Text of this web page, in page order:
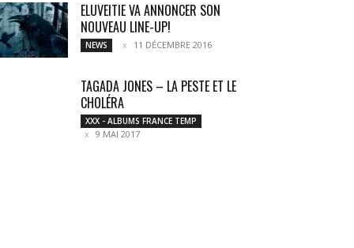
ELUVEITIE VA ANNONCER SON
NOUVEAU LINE-UP!
NEWS 11 DÉCEMBRE 2016
TAGADA JONES – LA PESTE ET LE
CHOLÉRA
XXX - ALBUMS FRANCE TEMP
9 MAI 2017